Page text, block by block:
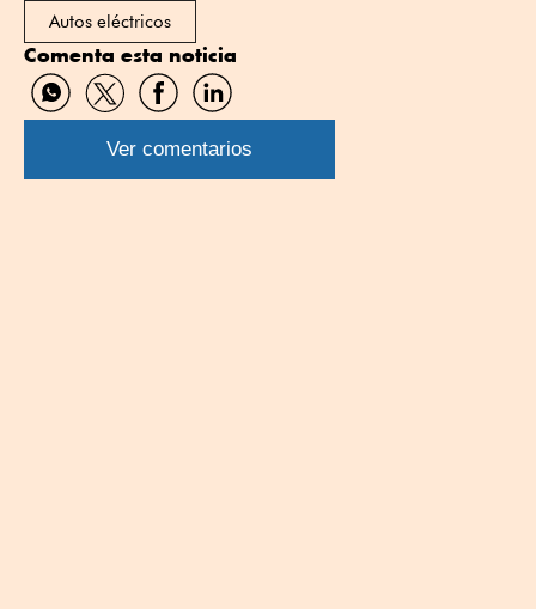
Autos eléctricos
Comenta esta noticia
Compartir
por
WhatsApp
Compartir
por
Twitter
Compartir
por
Facebook
Compartir
por
Linkedin
Ver comentarios